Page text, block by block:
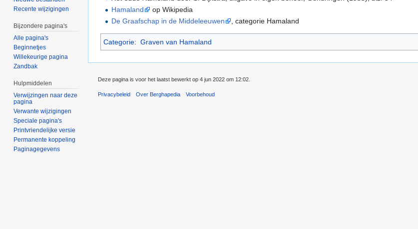
Hamaland
op Wikipedia
De Graafschap in de Middeleeuwen
, categorie Hamaland
Categorie: Graven van Hamaland
Recente wijzigingen
Bijzondere pagina's
Alle pagina's
Beginnetjes
Willekeurige pagina
Zandbak
Hulpmiddelen
Verwijzingen naar deze
pagina
Verwante wijzigingen
Speciale pagina's
Printvriendelijke versie
Permanente koppeling
Paginagegevens
Deze pagina is voor het laatst bewerkt op 4 jun 2022 om 12:02.
Privacybeleid Over Berghapedia Voorbehoud